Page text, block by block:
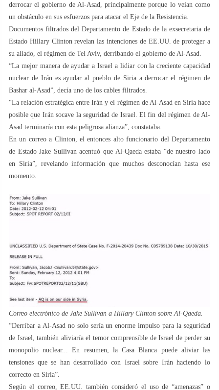
derrocar el gobierno de Al-Asad, principalmente porque lo veían como
un obstáculo en sus esfuerzos para atacar el Eje de la Resistencia.
Documentos filtrados del Departamento de Estado de la exsecretaria de
Estado Hillary Clinton revelan las intenciones de EE.UU. de proteger a
su aliado, el régimen de Tel Aviv, derribando el gobierno de Al-Asad.
“La mejor manera de ayudar a Israel a lidiar con la creciente capacidad
nuclear de Irán es ayudar al pueblo de Siria a derrocar el régimen de
Bashar al-Asad”, decía uno de los cables filtrados.
“La relación estratégica entre Irán y el régimen de Al-Asad en Siria hace
posible que Irán socave la seguridad de Israel. El fin del régimen de Al-
Asad terminaría con esta peligrosa alianza”, constataba.
En un correo a Clinton, el entonces alto funcionario del Departamento
de Estado Jake Sullivan acentuó que Al-Qaeda estaba “de nuestro lado
en Siria”, revelando información que muchos desconocían hasta ese
momento.
Correo electrónico de Jake Sullivan a Hillary Clinton sobre Al-Qaeda.
“Derribar a Al-Asad no solo sería un enorme impulso para la seguridad
de Israel, también aliviaría el temor comprensible de Israel de perder su
monopolio nuclear... En resumen, la Casa Blanca puede aliviar las
tensiones que se han desarrollado con Israel sobre Irán haciendo lo
correcto en Siria”.
Según el correo, EE.UU. también consideró el uso de “amenazas” o